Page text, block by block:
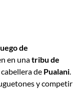
de
en unatribu de
de Pualani.
y competir